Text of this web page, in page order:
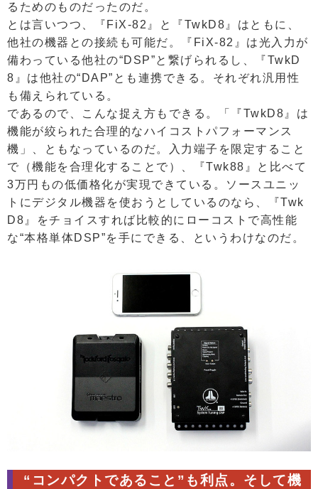
るためのものだったのだ。
とは言いつつ、『FiX-82』と『TwkD8』はともに、
他社の機器との接続も可能だ。『FiX-82』は光入力が
備わっている他社の“DSP”と繋げられるし、『TwkD
8』は他社の“DAP”とも連携できる。それぞれ汎用性
も備えられている。
であるので、こんな捉え方もできる。「『TwkD8』は
機能が絞られた合理的なハイコストパフォーマンス
機」、ともなっているのだ。入力端子を限定すること
で（機能を合理化することで）、『Twk88』と比べて
3万円もの低価格化が実現できている。ソースユニッ
トにデジタル機器を使おうとしているのなら、『Twk
D8』をチョイスすれば比較的にローコストで高性能
な“本格単体DSP”を手にできる、というわけなのだ。
“コンパクトであること”も利点。そして機